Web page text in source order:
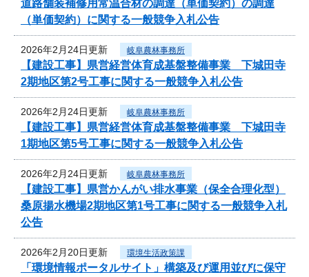
道路舗装補修用常温合材の調達（単価契約）の調達
（単価契約）に関する一般競争入札公告
2026年2月24日更新 岐阜農林事務所
【建設工事】県営経営体育成基盤整備事業 下城田寺
2期地区第2号工事に関する一般競争入札公告
2026年2月24日更新 岐阜農林事務所
【建設工事】県営経営体育成基盤整備事業 下城田寺
1期地区第5号工事に関する一般競争入札公告
2026年2月24日更新 岐阜農林事務所
【建設工事】県営かんがい排水事業（保全合理化型）
桑原揚水機場2期地区第1号工事に関する一般競争入札
公告
2026年2月20日更新 環境生活政策課
「環境情報ポータルサイト」構築及び運用並びに保守